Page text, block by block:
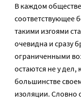
В каждом
соответствующее
такими изгоями
очевидна и сразу
ограниченными
остаются не у
большинстве
изоляции. Словно